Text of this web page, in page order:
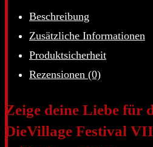
(Front
Beschreibung
Zusätzliche Informationen
Produktsicherheit
Rezensionen (0)
Zeige deine Liebe für
DieVillage Festival VII